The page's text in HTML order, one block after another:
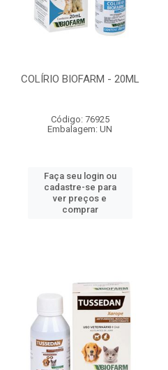
COLÍRIO BIOFARM - 20ML
Código: 76925
Embalagem: UN
Faça seu login ou
cadastre-se para
ver preços e
comprar